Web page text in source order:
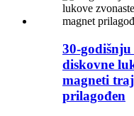
30-
diskovne
magneti
prilagođen